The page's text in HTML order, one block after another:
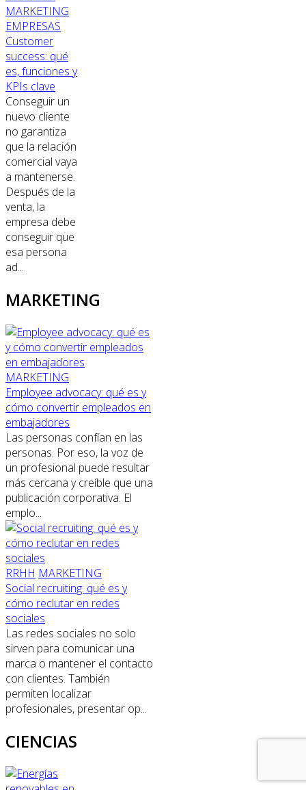
MARKETING
EMPRESAS
Customer
success: qué
es, funciones y
KPIs clave
Conseguir un
nuevo cliente
no garantiza
que la relación
comercial vaya
a mantenerse.
Después de la
venta, la
empresa debe
conseguir que
esa persona
ad...
MARKETING
MARKETING
Employee advocacy: qué es y
cómo convertir empleados en
embajadores
Las personas confían en las
personas. Por eso, la voz de
un profesional puede resultar
más cercana y creíble que una
publicación corporativa. El
emplo...
RRHH MARKETING
Social recruiting: qué es y
cómo reclutar en redes
sociales
Las redes sociales no solo
sirven para comunicar una
marca o mantener el contacto
con clientes. También
permiten localizar
profesionales, presentar op...
CIENCIAS